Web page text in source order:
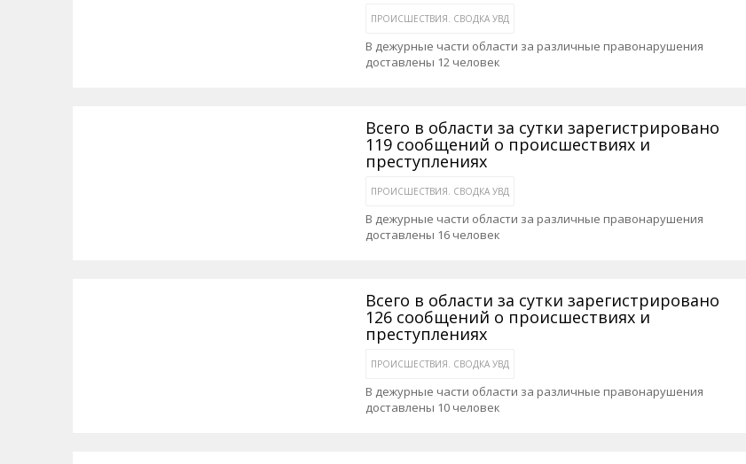
ПРОИСШЕСТВИЯ. СВОДКА УВД
В дежурные части области за различные правонарушения
доставлены 12 человек
Всего в области за сутки зарегистрировано
119 сообщений о происшествиях и
преступлениях
ПРОИСШЕСТВИЯ. СВОДКА УВД
В дежурные части области за различные правонарушения
доставлены 16 человек
Всего в области за сутки зарегистрировано
126 сообщений о происшествиях и
преступлениях
ПРОИСШЕСТВИЯ. СВОДКА УВД
В дежурные части области за различные правонарушения
доставлены 10 человек